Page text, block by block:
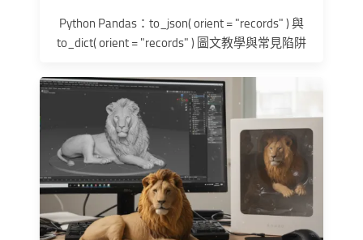
Python Pandas：to_json( orient = "records" ) 與
to_dict( orient = "records" ) 圖文教學與常見陷阱